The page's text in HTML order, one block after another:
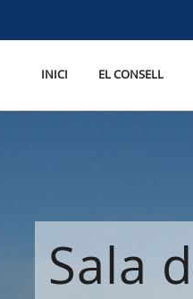
INICI EL CONSELL
Sala